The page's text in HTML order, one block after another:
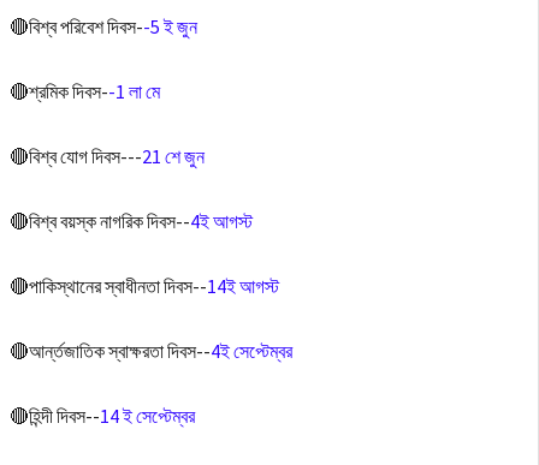
🔴বিশ্ব পরিবেশ দিবস--5 ই জুন
🔴শ্রমিক দিবস--1 লা মে
🔴বিশ্ব যােগ দিবস---21 শে জুন
🔴বিশ্ব বয়স্ক নাগরিক দিবস--4ই আগস্ট
🔴পাকিস্থানের স্বাধীনতা দিবস--14ই আগস্ট
🔴আর্ন্তজাতিক স্বাক্ষরতা দিবস--4ই সেপ্টেম্বর‌
🔴হিন্দী দিবস--14 ই সেপ্টেম্বর